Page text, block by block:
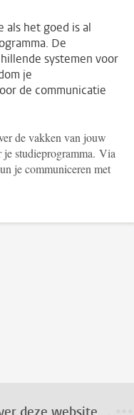
als het goed is al
De
systemen voor
je
de communicatie
de vakken van jouw
je studieprogramma. Via
je communiceren met